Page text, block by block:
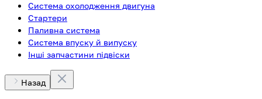
Система охолодження двигуна
Стартери
Паливна система
Система впуску й випуску
Інші запчастини підвіски
Назад